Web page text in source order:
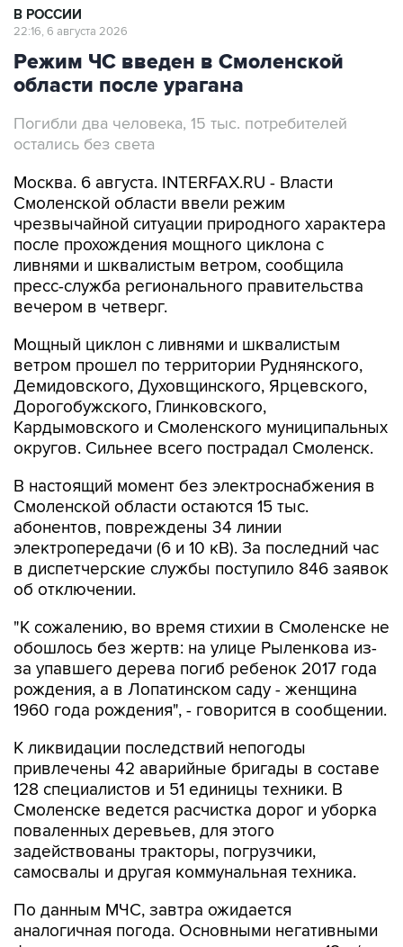
В РОССИИ
22:16, 6 августа 2026
Режим ЧС введен в Смоленской
области после урагана
Погибли два человека, 15 тыс. потребителей
остались без света
Москва. 6 августа. INTERFAX.RU - Власти
Смоленской области ввели режим
чрезвычайной ситуации природного характера
после прохождения мощного циклона с
ливнями и шквалистым ветром, сообщила
пресс-служба регионального правительства
вечером в четверг.
Мощный циклон с ливнями и шквалистым
ветром прошел по территории Руднянского,
Демидовского, Духовщинского, Ярцевского,
Дорогобужского, Глинковского,
Кардымовского и Смоленского муниципальных
округов. Сильнее всего пострадал Смоленск.
В настоящий момент без электроснабжения в
Смоленской области остаются 15 тыс.
абонентов, повреждены 34 линии
электропередачи (6 и 10 кВ). За последний час
в диспетчерские службы поступило 846 заявок
об отключении.
"К сожалению, во время стихии в Смоленске не
обошлось без жертв: на улице Рыленкова из-
за упавшего дерева погиб ребенок 2017 года
рождения, а в Лопатинском саду - женщина
1960 года рождения", - говорится в сообщении.
К ликвидации последствий непогоды
привлечены 42 аварийные бригады в составе
128 специалистов и 51 единицы техники. В
Смоленске ведется расчистка дорог и уборка
поваленных деревьев, для этого
задействованы тракторы, погрузчики,
самосвалы и другая коммунальная техника.
По данным МЧС, завтра ожидается
аналогичная погода. Основными негативными